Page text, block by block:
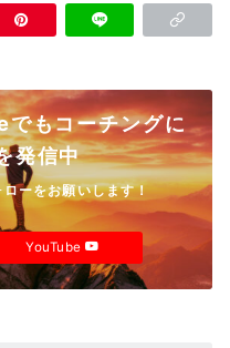
もコーチングに
発信中
ーをお願いします！
YouTube